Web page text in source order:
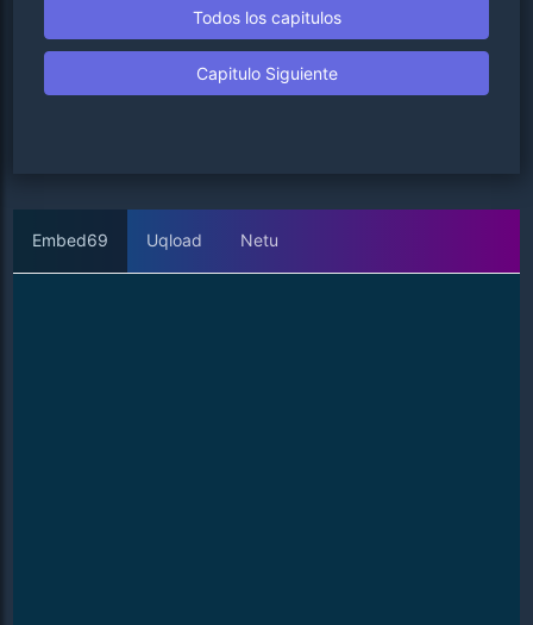
Todos los capitulos
Capitulo Siguiente
Embed69 Uqload Netu